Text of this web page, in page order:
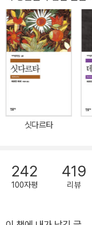
신드롬’을 일으켰고, 홀든
었다. 전통적인 성장 서사
『호밀밭의 파수꾼』은 인
선적인 기성세대에 대한
적으로 누적 판매 7,000만 부를 기록했다.
작되는 방황의 기록 사립학교 학생인 홀든 콜필드는 크리스마스를 앞
자리하고 있다. 변호사인
유한 환경에서 자랐지만
의 대상이지만, 그 안을
주도하고 학부모의 지위
이었다. 홀든은 학교에 선
가 집에 도착할 때까지 뉴
싯다르타
242
100자평
419
리뷰